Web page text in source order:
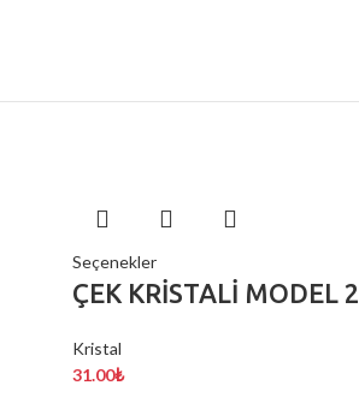
Seçenekler
ÇEK KRİSTALİ MODEL 2
Kristal
31.00₺